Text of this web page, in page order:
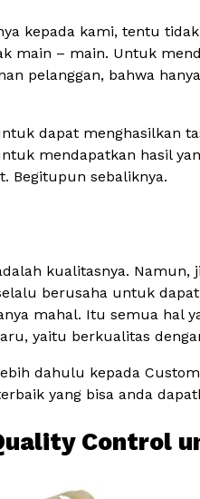
kepada kami, tentu
main – main. Untuk
pelanggan, bahwa
dapat menghasilkan
mendapatkan hasil
Begitupun sebaliknya.
kualitasnya.
berusaha untuk
mahal. Itu semua hal
yaitu berkualitas
dahulu kepada
yang bisa anda
Control